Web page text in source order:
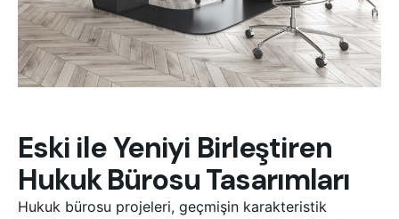
Eski ile Yeniyi Birleştiren
Hukuk Bürosu Tasarımları
Hukuk bürosu projeleri, geçmişin karakteristik